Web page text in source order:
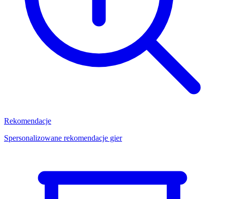
Rekomendacje
Spersonalizowane rekomendacje gier